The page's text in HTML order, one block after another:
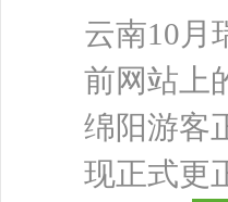
云南10月
前网站上
绵阳游客
现正式更